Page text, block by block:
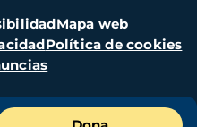
Mapa web
Política de cookies